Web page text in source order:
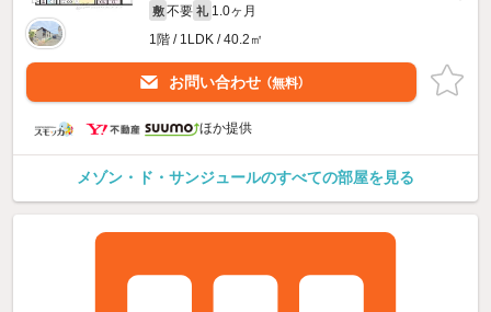
敷 不要 礼 1.0ヶ月
1階 / 1LDK / 40.2㎡
お問い合わせ （無料）
ほか提供
メゾン・ド・サンジュールのすべての部屋を見る